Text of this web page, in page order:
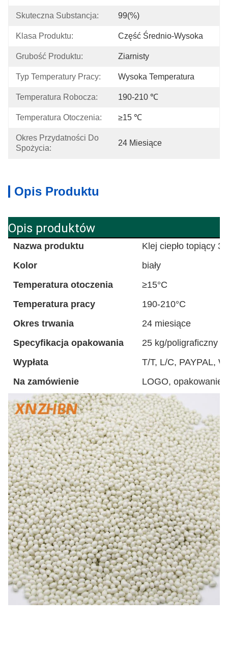
Skuteczna Substancja: 99(%)
Klasa Produktu: Część Średnio-Wysoka
Grubość Produktu: Ziarnisty
Typ Temperatury Pracy: Wysoka Temperatura
Temperatura Robocza: 190-210 ℃
Temperatura Otoczenia: ≥15 ℃
Okres Przydatności Do
Spożycia:
24 Miesiące
Opis Produktu
Opis produktów
Nazwa produktu
Klej ciepło topiący
Kolor
biały
Temperatura otoczenia
≥15°C
Temperatura pracy
190-210°C
Okres trwania
24 miesiące
Specyfikacja opakowania
25 kg/poligraficzny
Wypłata
T/T, L/C, PAYPAL,
Na zamówienie
LOGO, opakowanie,